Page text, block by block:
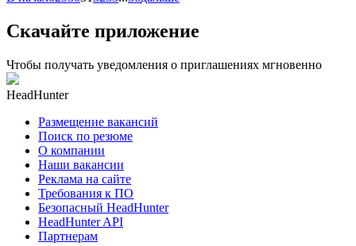
Скачайте приложение
Чтобы получать уведомления о приглашениях мгновенно
HeadHunter
Размещение вакансий
Поиск по резюме
О компании
Наши вакансии
Реклама на сайте
Требования к ПО
Безопасный HeadHunter
HeadHunter API
Партнерам